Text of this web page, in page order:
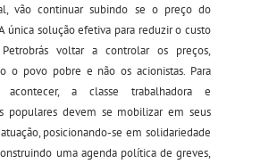
vão continuar subindo se o preço do
única solução efetiva para reduzir o custo
voltar a controlar os preços,
o povo pobre e não os acionistas. Para
acontecer, a classe trabalhadora e
populares devem se mobilizar em seus
posicionando-se em solidariedade
uma agenda política de greves,